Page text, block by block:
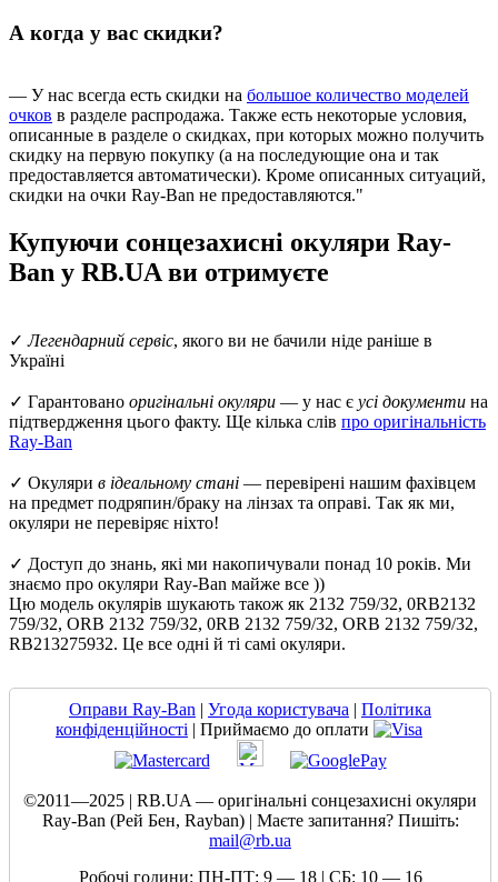
А когда у вас скидки?
— У нас всегда есть скидки на большое количество моделей
очков в разделе распродажа. Также есть некоторые условия,
описанные в разделе о скидках, при которых можно получить
скидку на первую покупку (а на последующие она и так
предоставляется автоматически). Кроме описанных ситуаций,
скидки на очки Ray-Ban не предоставляются."
Купуючи сонцезахисні окуляри Ray-
Ban у RB.UA ви отримуєте
✓Легендарний сервіс, якого ви не бачили ніде раніше в
Україні
✓ Гарантовано оригінальні окуляри — у нас є усі документи на
підтвердження цього факту. Ще кілька слів про оригінальність
Ray-Ban
✓ Окуляри в ідеальному стані — перевірені нашим фахівцем
на предмет подряпин/браку на лінзах та оправі. Так як ми,
окуляри не перевіряє ніхто!
✓ Доступ до знань, які ми накопичували понад 10 років. Ми
знаємо про окуляри Ray-Ban майже все ))
Цю модель окулярів шукають також як 2132 759/32, 0RB2132
759/32, ORB 2132 759/32, 0RB 2132 759/32, ORB 2132 759/32,
RB213275932. Це все одні й ті самі окуляри.
Оправи Ray-Ban | Угода користувача | Політика
конфіденційності | Приймаємо до оплати
©2011—2025 | RB.UA — оригінальні сонцезахисні окуляри
Ray-Ban (Рей Бен, Rayban) | Маєте запитання? Пишіть:
mail@rb.ua
Робочі години: ПН-ПТ: 9 — 18 | СБ: 10 — 16